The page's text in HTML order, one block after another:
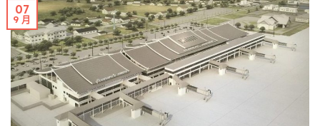
07
9 月